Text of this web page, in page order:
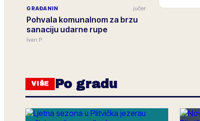
GRAĐANIN jučer
Pohvala komunalnom za brzu
sanaciju udarne rupe
Ivan P.
VIŠE Po gradu